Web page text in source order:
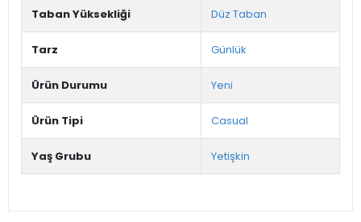
Taban Yüksekliği Düz Taban
Tarz Günlük
Ürün Durumu Yeni
Ürün Tipi Casual
Yaş Grubu Yetişkin